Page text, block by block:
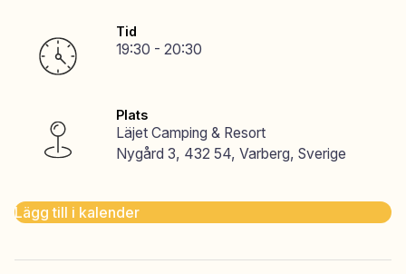
Tid
19:30 - 20:30
Plats
Läjet Camping & Resort
Nygård 3, 432 54, Varberg, Sverige
Lägg till i kalender